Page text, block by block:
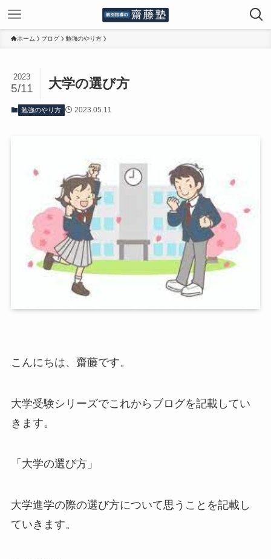
ホーム ブログ 勉強のやり方
大学の選び方
2023
5/11
勉強のやり方 2023.05.11
こんにちは、齋藤です。
大学受験シリーズでこれからブログを記載してい
きます。
「大学の選び方」
大学進学の際の選び方について思うことを記載し
ていきます。